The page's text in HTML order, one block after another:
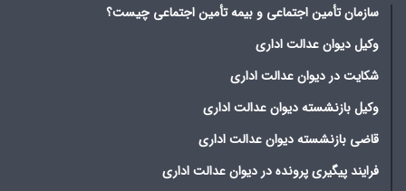
سازمان تأمین اجتماعی و بیمه تأمین اجتماعی چیست؟
وکیل دیوان عدالت اداری
شکایت در دیوان عدالت اداری
وکیل بازنشسته دیوان عدالت اداری
قاضی بازنشسته دیوان عدالت اداری
فرایند پیگیری پرونده در دیوان عدالت اداری